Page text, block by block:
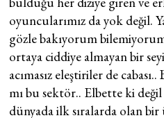
oyuncularımız da yok değil.
gözle bakıyorum
ortaya ciddiye almayan bir
acımasız eleştiriler de
mı bu sektör.. Elbette ki
dünyada ilk sıralarda olan